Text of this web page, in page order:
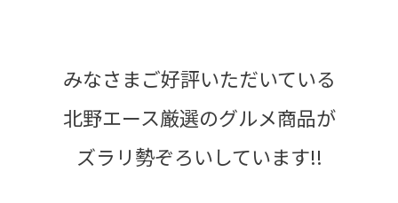
みなさまご好評いただいている
北野エース厳選のグルメ商品が
ズラリ勢ぞろいしています!!